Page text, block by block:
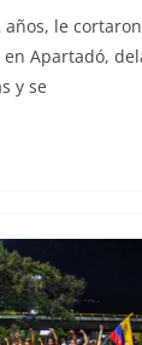
le
Apartadó,
y se